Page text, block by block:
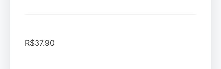
R$37.90